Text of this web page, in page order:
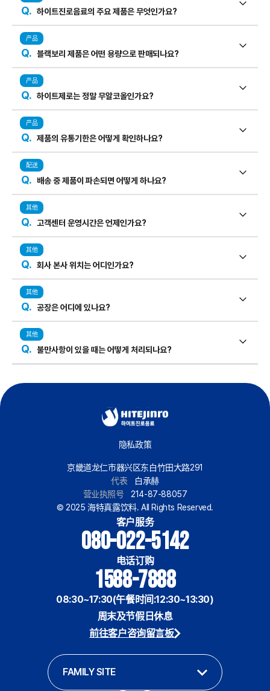
Q. 하이트진로음료의 주요 제품은 무엇인가요?
产品
Q. 블랙보리 제품은 어떤 용량으로 판매되나요?
产品
Q. 하이트제로는 정말 무알코올인가요?
产品
Q. 제품의 유통기한은 어떻게 확인하나요?
配送
Q. 배송 중 제품이 파손되면 어떻게 하나요?
其他
Q. 고객센터 운영시간은 언제인가요?
其他
Q. 회사 본사 위치는 어디인가요?
其他
Q. 공장은 어디에 있나요?
其他
Q. 불만사항이 있을 때는 어떻게 처리되나요?
隐私政策
京畿道龙仁市器兴区东白竹田大路291
代表
白承赫
营业执照号
214-87-88057
© 2025 海特真露饮料. All Rights Reserved.
客户服务
080-022-5142
电话订购
1588-7888
08:30~17:30(午餐时间:12:30~13:30)
周末及节假日休息
前往客户咨询留言板
FAMILY SITE